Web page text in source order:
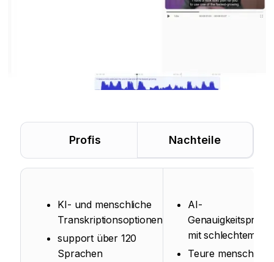
Profis Nachteile
KI- und menschliche
Transkriptionsoptionen
support über 120
Sprachen
AI-
mit schlechtem
Teure menschliche